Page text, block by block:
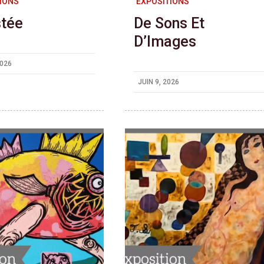
De Sons Et
D’Images
JUIN 9, 2026